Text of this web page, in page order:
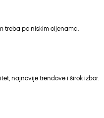
treba po niskim cijenama.
najnovije trendove i širok izbor.